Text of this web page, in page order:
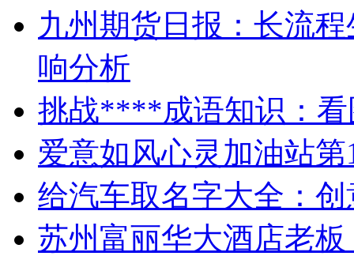
九州期货日报：长流
响分析
挑战****成语知识：看
爱意如风心灵加油站第
给汽车取名字大全：
苏州富丽华大酒店老